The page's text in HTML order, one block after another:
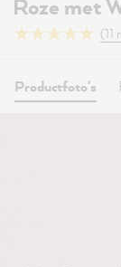
Roze met
(11
Productfoto's